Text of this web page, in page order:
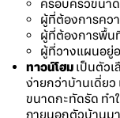
ครอบครัวขนา
ผู้ที่ต้องการคว
ผู้ที่ต้องการพื้น
ผู้ที่วางแผนอยู่
ทาวน์โฮม เป็นตัว
ง่ายกว่าบ้านเดี่ย
ขนาดกะทัดรัด ทำ
ภายนอกตัวบ้านม